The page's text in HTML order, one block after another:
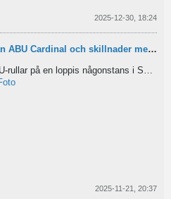
2025-12-30, 18:24
Cardinal och skillnader mellan äldre rullar?
2025-11-21, 20:37